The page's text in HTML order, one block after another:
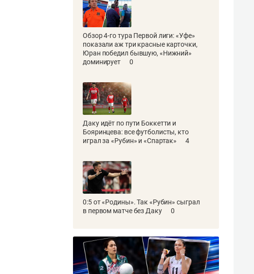
Обзор 4-го тура Первой лиги: «Уфе»
показали аж три красные карточки,
Юран победил бывшую, «Нижний»
доминирует
0
Даку идёт по пути Боккетти и
Бояринцева: все футболисты, кто
играл за «Рубин» и «Спартак»
4
0:5 от «Родины». Так «Рубин» сыграл
в первом матче без Даку
0